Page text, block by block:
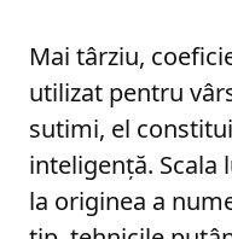
Mai târziu,
utilizat pentru
sutimi, el
inteligență. Scala
la originea a